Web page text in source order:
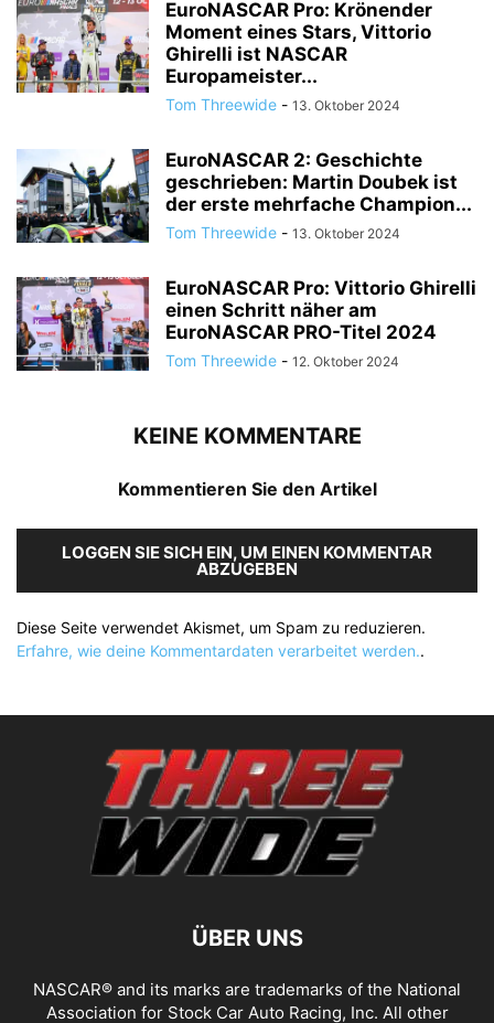
EuroNASCAR Pro: Krönender
Moment eines Stars, Vittorio
Ghirelli ist NASCAR
Europameister...
Tom Threewide - 13. Oktober 2024
EuroNASCAR 2: Geschichte
geschrieben: Martin Doubek ist
der erste mehrfache Champion...
Tom Threewide - 13. Oktober 2024
EuroNASCAR Pro: Vittorio Ghirelli
einen Schritt näher am
EuroNASCAR PRO-Titel 2024
Tom Threewide - 12. Oktober 2024
KEINE KOMMENTARE
Kommentieren Sie den Artikel
LOGGEN SIE SICH EIN, UM EINEN KOMMENTAR
ABZUGEBEN
Diese Seite verwendet Akismet, um Spam zu reduzieren.
Erfahre, wie deine Kommentardaten verarbeitet werden..
ÜBER UNS
NASCAR® and its marks are trademarks of the National
Association for Stock Car Auto Racing, Inc. All other